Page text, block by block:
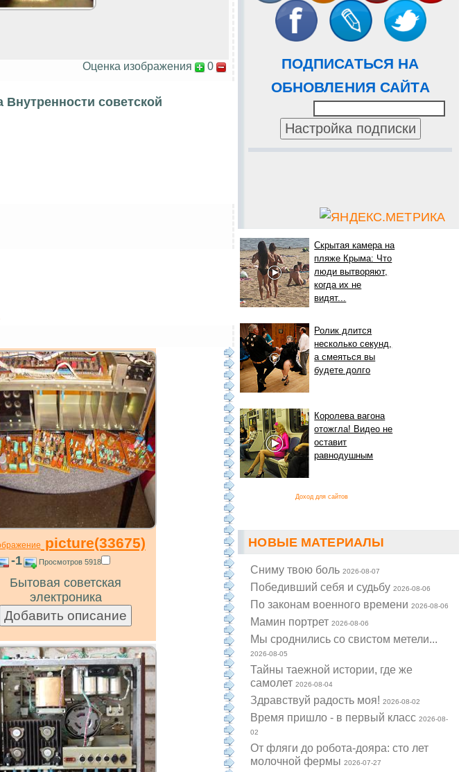
ПОДПИСАТЬСЯ НА
ОБНОВЛЕНИЯ САЙТА
Скрытая камера на
пляже Крыма: Что
люди вытворяют,
когда их не
видят...
Ролик длится
несколько секунд,
а смеяться вы
будете долго
Королева вагона
отожгла! Видео не
оставит
равнодушным
Доход для сайтов
НОВЫЕ МАТЕРИАЛЫ
Cниму твою боль2026-08-07
Победивший себя и судьбу2026-08-06
По законам военного времени2026-08-06
Мамин портрет2026-08-06
Мы сроднились со свистом метели...
2026-08-05
Тайны таежной истории, где же
самолет2026-08-04
Здравствуй радость моя!2026-08-02
Время пришло - в первый класс2026-08-
02
От фляги до робота-дояра: сто лет
молочной фермы2026-07-27
Оценка изображения 0
советской
picture(33675)
-1 Просмотров 5918
Бытовая советская
электроника